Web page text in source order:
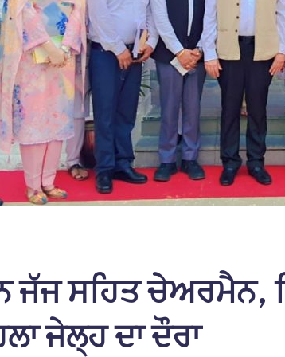
ਜੱਜ ਸਹਿਤ ਚੇਅਰਮੈਨ,
ਜੇਲ੍ਹ ਦਾ ਦੌਰਾ